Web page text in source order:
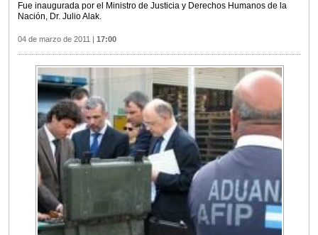
Fue inaugurada por el Ministro de Justicia y Derechos Humanos de la
Nación, Dr. Julio Alak.
04 de marzo de 2011 17:00